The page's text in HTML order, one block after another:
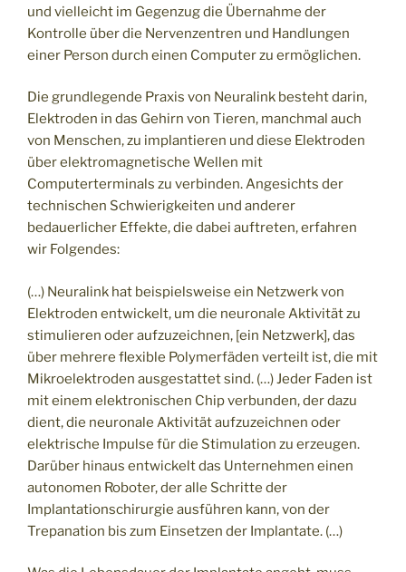
und vielleicht im Gegenzug die Übernahme der
Kontrolle über die Nervenzentren und Handlungen
einer Person durch einen Computer zu ermöglichen.
Die grundlegende Praxis von Neuralink besteht darin,
Elektroden in das Gehirn von Tieren, manchmal auch
von Menschen, zu implantieren und diese Elektroden
über elektromagnetische Wellen mit
Computerterminals zu verbinden. Angesichts der
technischen Schwierigkeiten und anderer
bedauerlicher Effekte, die dabei auftreten, erfahren
wir Folgendes:
(…) Neuralink hat beispielsweise ein Netzwerk von
Elektroden entwickelt, um die neuronale Aktivität zu
stimulieren oder aufzuzeichnen, [ein Netzwerk], das
über mehrere flexible Polymerfäden verteilt ist, die mit
Mikroelektroden ausgestattet sind. (…) Jeder Faden ist
mit einem elektronischen Chip verbunden, der dazu
dient, die neuronale Aktivität aufzuzeichnen oder
elektrische Impulse für die Stimulation zu erzeugen.
Darüber hinaus entwickelt das Unternehmen einen
autonomen Roboter, der alle Schritte der
Implantationschirurgie ausführen kann, von der
Trepanation bis zum Einsetzen der Implantate. (…)